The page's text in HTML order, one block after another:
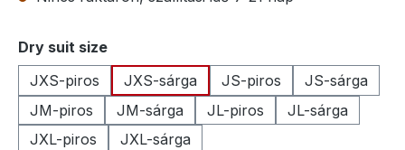
Válasszon
Dry suit size
JXS-piros
JXS-sárga JS-piros
JS-sárga
JM-piros
JM-sárga JL-piros
JL-sárga
JXL-piros
JXL-sárga